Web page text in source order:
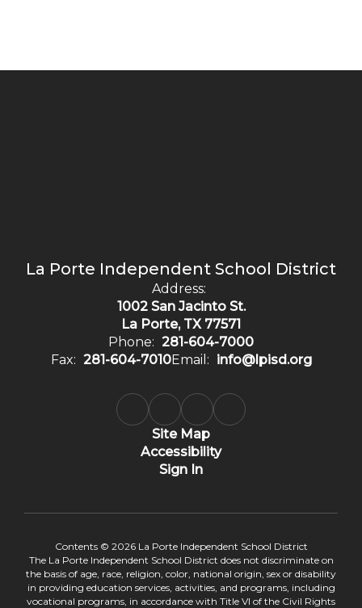
La Porte Independent School District
Address:
1002 San Jacinto St.
La Porte, TX 77571
Phone: 281-604-7000
Fax: 281-604-7010Email: info@lpisd.org
Site Map
Accessibility
Sign In
Contents © 2026 La Porte Independent School District
The La Porte Independent School District does not discriminate on
the basis of age, race, religion, color, national origin, sex or disability
in providing education services, activities, and programs, including
vocational programs, in accordance with Title VI of the Civil Rights